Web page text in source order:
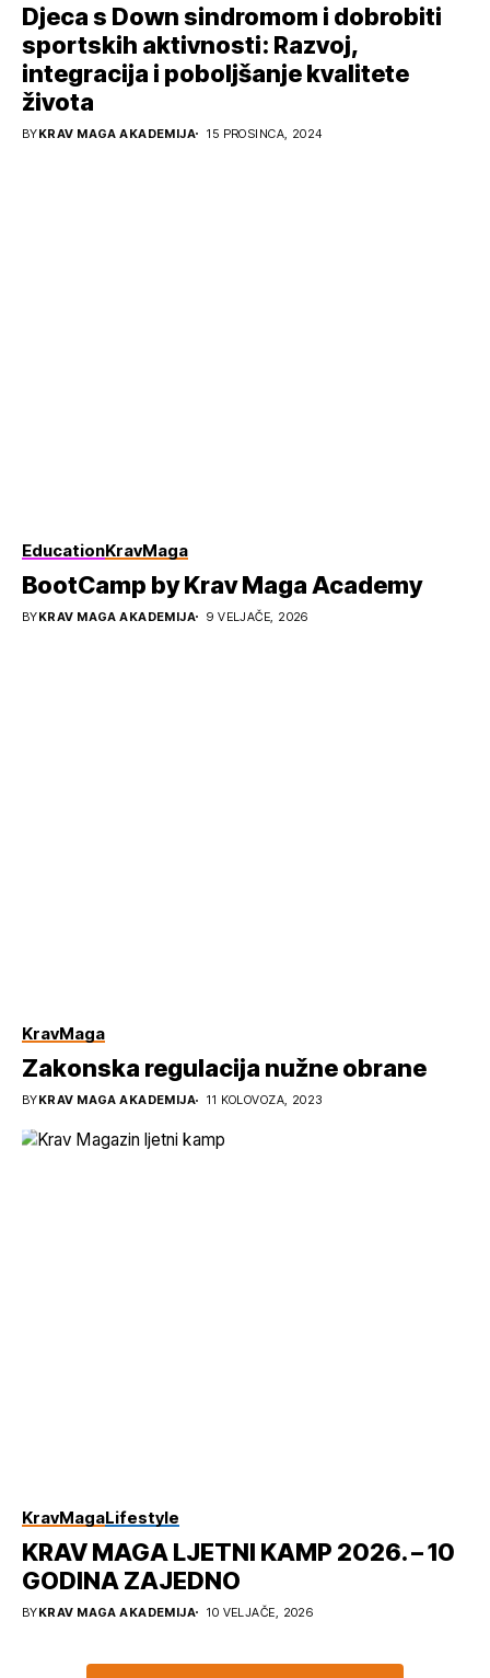
Djeca s Down sindromom i dobrobiti
sportskih aktivnosti: Razvoj,
integracija i poboljšanje kvalitete
života
BYKRAV MAGA AKADEMIJA 15 PROSINCA, 2024
EducationKravMaga
BootCamp by Krav Maga Academy
BYKRAV MAGA AKADEMIJA 9 VELJAČE, 2026
KravMaga
Zakonska regulacija nužne obrane
BYKRAV MAGA AKADEMIJA 11 KOLOVOZA, 2023
KravMagaLifestyle
KRAV MAGA LJETNI KAMP 2026. – 10
GODINA ZAJEDNO
BYKRAV MAGA AKADEMIJA 10 VELJAČE, 2026